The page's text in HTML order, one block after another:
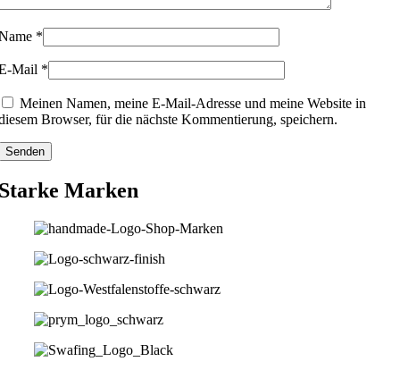
*
Mail *
Meinen Namen, meine E-Mail-Adresse und meine Website in
Browser, für die nächste Kommentierung, speichern.
Marken